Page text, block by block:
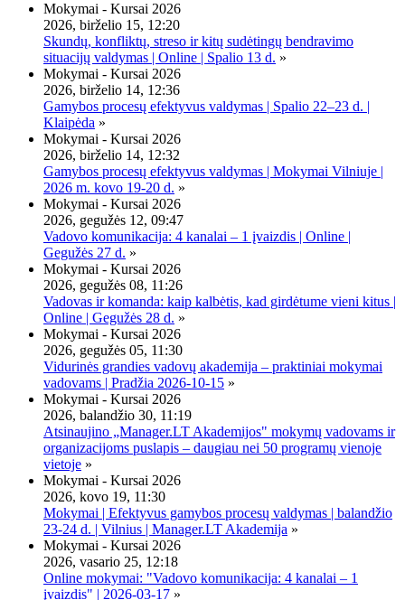
Mokymai - Kursai 2026
2026, birželio 15, 12:20
Skundų, konfliktų, streso ir kitų sudėtingų bendravimo
situacijų valdymas | Online | Spalio 13 d. »
Mokymai - Kursai 2026
2026, birželio 14, 12:36
Gamybos procesų efektyvus valdymas | Spalio 22–23 d. |
Klaipėda »
Mokymai - Kursai 2026
2026, birželio 14, 12:32
Gamybos procesų efektyvus valdymas | Mokymai Vilniuje |
2026 m. kovo 19-20 d. »
Mokymai - Kursai 2026
2026, gegužės 12, 09:47
Vadovo komunikacija: 4 kanalai – 1 įvaizdis | Online |
Gegužės 27 d. »
Mokymai - Kursai 2026
2026, gegužės 08, 11:26
Vadovas ir komanda: kaip kalbėtis, kad girdėtume vieni kitus |
Online | Gegužės 28 d. »
Mokymai - Kursai 2026
2026, gegužės 05, 11:30
Vidurinės grandies vadovų akademija – praktiniai mokymai
vadovams | Pradžia 2026-10-15 »
Mokymai - Kursai 2026
2026, balandžio 30, 11:19
Atsinaujino „Manager.LT Akademijos" mokymų vadovams ir
organizacijoms puslapis – daugiau nei 50 programų vienoje
vietoje »
Mokymai - Kursai 2026
2026, kovo 19, 11:30
Mokymai | Efektyvus gamybos procesų valdymas | balandžio
23-24 d. | Vilnius | Manager.LT Akademija »
Mokymai - Kursai 2026
2026, vasario 25, 12:18
Online mokymai: "Vadovo komunikacija: 4 kanalai – 1
įvaizdis" | 2026-03-17 »